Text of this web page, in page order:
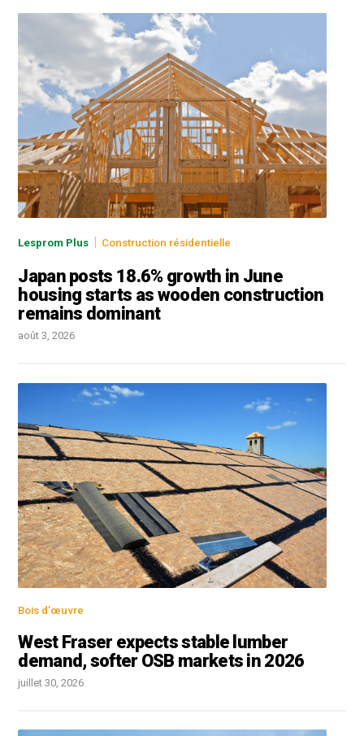
Lesprom Plus Construction résidentielle
Japan posts 18.6% growth in June
housing starts as wooden construction
remains dominant
août 3, 2026
Bois d’œuvre
West Fraser expects stable lumber
demand, softer OSB markets in 2026
juillet 30, 2026